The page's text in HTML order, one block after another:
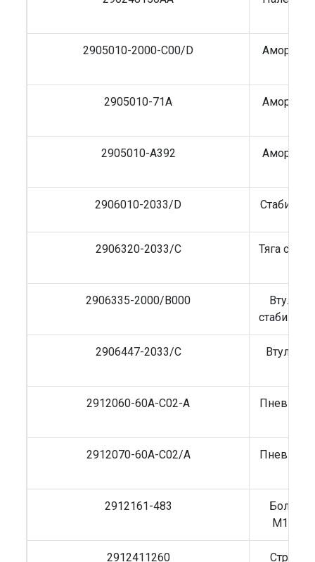
2905010-2000-C00/D
2905010-71A
2905010-A392
2906010-2033/D
2906320-2033/C Тяга
2906335-2000/B000
Втулка
2906447-2033/C
Втулка
2912060-60A-C02-A
2912070-60A-C02/A
2912161-483
Болт
2912411260